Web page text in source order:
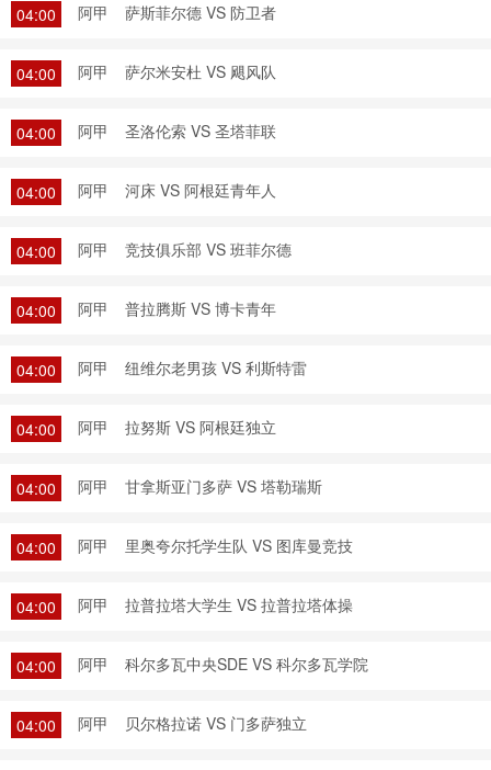
04:00 阿甲 萨斯菲尔德 VS 防卫者
04:00 阿甲 萨尔米安杜 VS 飓风队
04:00 阿甲 圣洛伦索 VS 圣塔菲联
04:00 阿甲 河床 VS 阿根廷青年人
04:00 阿甲 竞技俱乐部 VS 班菲尔德
04:00 阿甲 普拉腾斯 VS 博卡青年
04:00 阿甲 纽维尔老男孩 VS 利斯特雷
04:00 阿甲 拉努斯 VS 阿根廷独立
04:00 阿甲 甘拿斯亚门多萨 VS 塔勒瑞斯
04:00 阿甲 里奥夸尔托学生队 VS 图库曼竞技
04:00 阿甲 拉普拉塔大学生 VS 拉普拉塔体操
04:00 阿甲 科尔多瓦中央SDE VS 科尔多瓦学院
04:00 阿甲 贝尔格拉诺 VS 门多萨独立